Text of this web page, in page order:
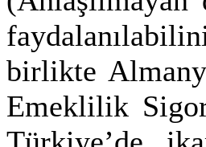
birlikte
Emeklilik